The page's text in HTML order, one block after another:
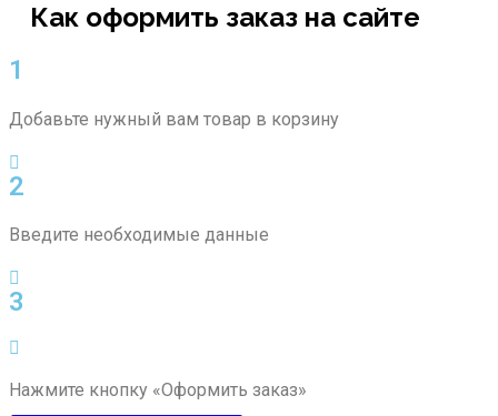
Как оформить заказ на сайте
1
Добавьте нужный вам товар в корзину
2
Введите необходимые данные
3
Нажмите кнопку «Оформить заказ»